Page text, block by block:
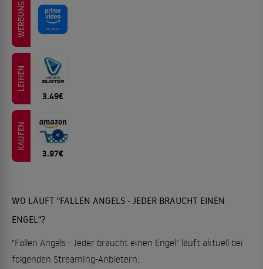
WERBUNG
LEIHEN
3.49€
KAUFEN
3.97€
WO LÄUFT "FALLEN ANGELS - JEDER BRAUCHT EINEN
ENGEL"?
"Fallen Angels - Jeder braucht einen Engel" läuft aktuell bei
folgenden Streaming-Anbietern: